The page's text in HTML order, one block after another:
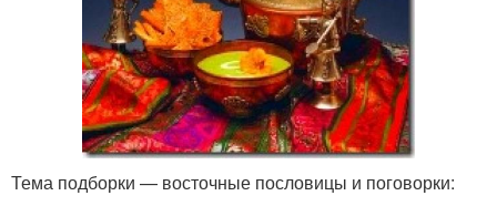
Тема подборки — восточные пословицы и поговорки: